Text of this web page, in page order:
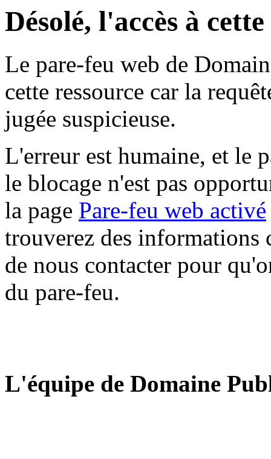
Désolé, l'accès à
Le pare-feu web de
cette ressource car la
jugée suspicieuse.
L'erreur est humaine, et le
le blocage n'est pas
la page Pare-feu web activé
trouverez des informations
de nous contacter pour
du pare-feu.
L'équipe de Domaine